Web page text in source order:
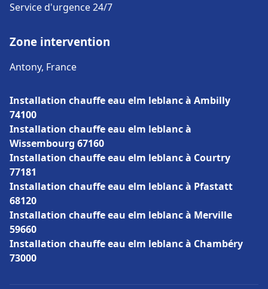
Service d'urgence 24/7
Zone intervention
Antony, France
Installation chauffe eau elm leblanc à Ambilly
74100
Installation chauffe eau elm leblanc à
Wissembourg 67160
Installation chauffe eau elm leblanc à Courtry
77181
Installation chauffe eau elm leblanc à Pfastatt
68120
Installation chauffe eau elm leblanc à Merville
59660
Installation chauffe eau elm leblanc à Chambéry
73000